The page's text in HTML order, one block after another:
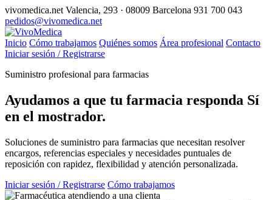
vivomedica.net Valencia, 293 · 08009 Barcelona 931 700 043
pedidos@vivomedica.net
Inicio Cómo trabajamos Quiénes somos Área profesional Contacto
Iniciar sesión / Registrarse
Suministro profesional para farmacias
Ayudamos a que tu farmacia responda Sí
en el mostrador.
Soluciones de suministro para farmacias que necesitan resolver
encargos, referencias especiales y necesidades puntuales de
reposición con rapidez, flexibilidad y atención personalizada.
Iniciar sesión / Registrarse Cómo trabajamos